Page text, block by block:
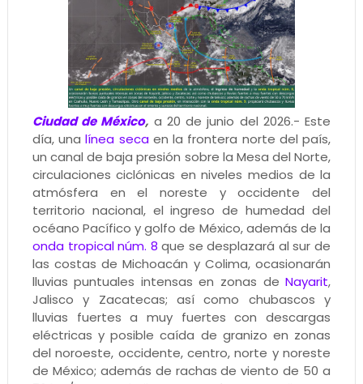
Ciudad de México, a 20 de junio del 2026.- Este
día, unalínea secaen la frontera norte del país,
un canal de baja presión sobre la Mesa del Norte,
circulaciones ciclónicas en niveles medios de la
atmósfera en el noreste y occidente del
territorio nacional, el ingreso de humedad del
océano Pacífico y golfo de México, además de la
onda tropical núm. 8 que se desplazará al sur de
las costas de Michoacán y Colima, ocasionarán
lluvias puntuales intensas en zonas deNayarit,
Jalisco y Zacatecas; así como chubascos y
lluvias fuertes a muy fuertes con descargas
eléctricas y posible caída de granizo en zonas
del noroeste, occidente, centro, norte y noreste
de México; además de rachas de viento de 50 a